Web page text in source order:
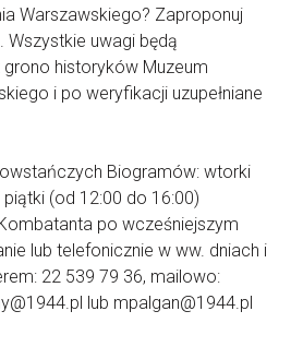
Warszawskiego? Zaproponuj
Wszystkie uwagi będą
historyków Muzeum
i po weryfikacji uzupełniane
Biogramów: wtorki
(od 12:00 do 16:00)
po wcześniejszym
lub telefonicznie w ww. dniach i
22 539 79 36, mailowo:
lub mpalgan@1944.pl